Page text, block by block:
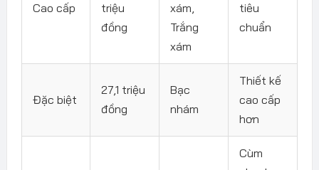
Cao cấp
triệu
đồng
xám,
Trắng
xám
tiêu
chuẩn
Đặc biệt
27,1 triệu
đồng
Bạc
nhám
Thiết kế
cao cấp
hơn
Cùm